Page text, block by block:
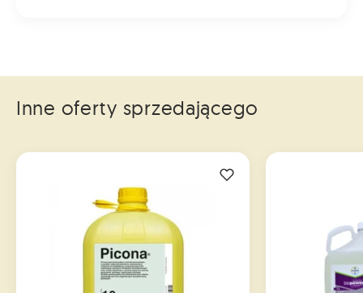
Inne oferty sprzedającego